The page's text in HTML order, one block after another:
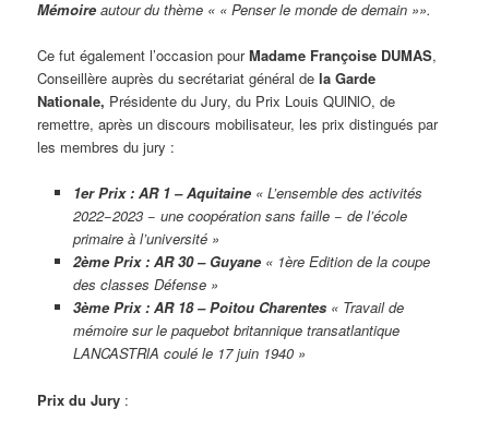
Mémoireautour du thème « « Penser le monde de demain »».
Ce fut également l’occasion pourMadame Françoise DUMAS,
Conseillère auprès du secrétariat général dela Garde
Nationale, Présidente du Jury, du Prix Louis QUlNlO, de
remettre, après un discours mobilisateur, les prix distingués par
les membres du jury :
1er Prix : AR 1 – Aquitaine « L’ensemble des activités
2022−2023 − une coopération sans faille − de l’école
primaire à l’université »
2ème Prix : AR 30 – Guyane « 1ère Edition de la coupe
des classes Défense »
3ème Prix : AR 18 – Poitou Charentes « Travail de
mémoire sur le paquebot britannique transatlantique
LANCASTRlA coulé le 17 juin 1940 »
Prix du Jury :